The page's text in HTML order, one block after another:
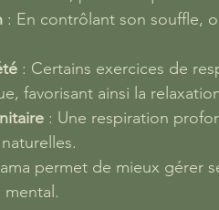
: En contrôlant son souffle,
: Certains exercices de
favorisant ainsi la
: Une respiration
permet de mieux gérer